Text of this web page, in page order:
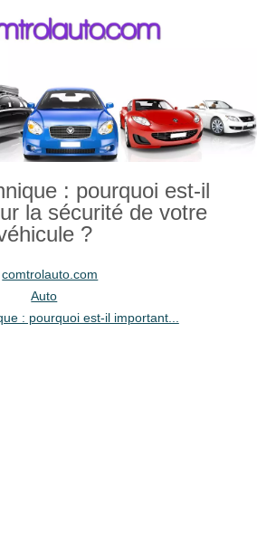
: pourquoi est-il
la sécurité de votre
?
comtrolauto.com
Auto
: pourquoi est-il important...